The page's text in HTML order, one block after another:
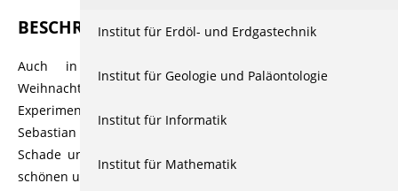
BESCHREIBUNG
Auch in diesem Jahr wurden im Rahmen der
Weihnachtsvorlesung der Physiker wieder zahlreiche
Experimente vorgeführt. Ludmila Eisner, Martin Buchholz,
Sebastian Maier, Jan Magnus, Christine Trantow, Wolfgang
Schade und Ulrike Willer sorgten am 19.12.2024 für einen
schönen und lehrreichen Ausklang vor den Feiertagen.
Institut für Erdöl- und Erdgastechnik
Institut für Geologie und Paläontologie
Institut für Informatik
Institut für Mathematik